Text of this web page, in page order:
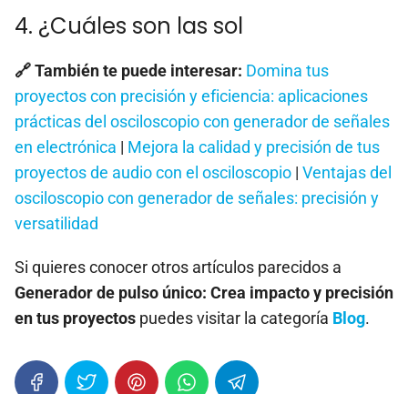
4. ¿Cuáles son las sol
🔗 También te puede interesar: Domina tus
proyectos con precisión y eficiencia: aplicaciones
prácticas del osciloscopio con generador de señales
en electrónica | Mejora la calidad y precisión de tus
proyectos de audio con el osciloscopio | Ventajas del
osciloscopio con generador de señales: precisión y
versatilidad
Si quieres conocer otros artículos parecidos a
Generador de pulso único: Crea impacto y precisión
en tus proyectos puedes visitar la categoría Blog.